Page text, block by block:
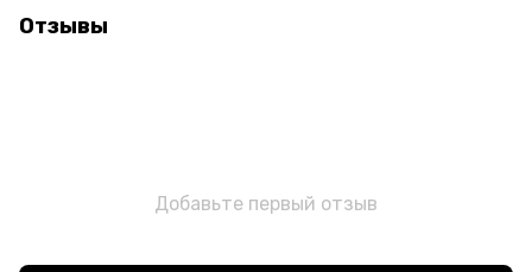
Отзывы
Добавьте первый отзыв